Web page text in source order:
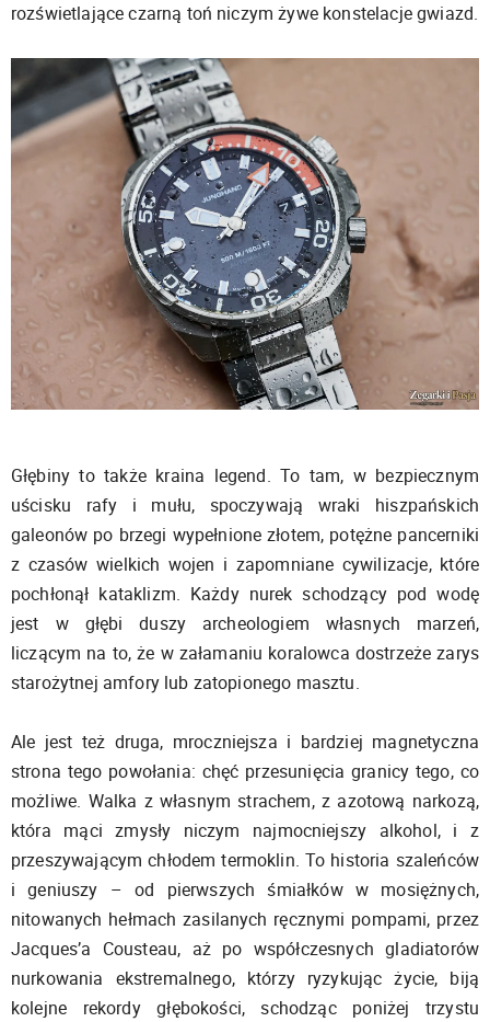
rozświetlające czarną toń niczym żywe konstelacje gwiazd.
Głębiny to także kraina legend. To tam, w bezpiecznym
uścisku rafy i mułu, spoczywają wraki hiszpańskich
galeonów po brzegi wypełnione złotem, potężne pancerniki
z czasów wielkich wojen i zapomniane cywilizacje, które
pochłonął kataklizm. Każdy nurek schodzący pod wodę
jest w głębi duszy archeologiem własnych marzeń,
liczącym na to, że w załamaniu koralowca dostrzeże zarys
starożytnej amfory lub zatopionego masztu.
Ale jest też druga, mroczniejsza i bardziej magnetyczna
strona tego powołania: chęć przesunięcia granicy tego, co
możliwe. Walka z własnym strachem, z azotową narkozą,
która mąci zmysły niczym najmocniejszy alkohol, i z
przeszywającym chłodem termoklin. To historia szaleńców
i geniuszy – od pierwszych śmiałków w mosiężnych,
nitowanych hełmach zasilanych ręcznymi pompami, przez
Jacques’a Cousteau, aż po współczesnych gladiatorów
nurkowania ekstremalnego, którzy ryzykując życie, biją
kolejne rekordy głębokości, schodząc poniżej trzystu